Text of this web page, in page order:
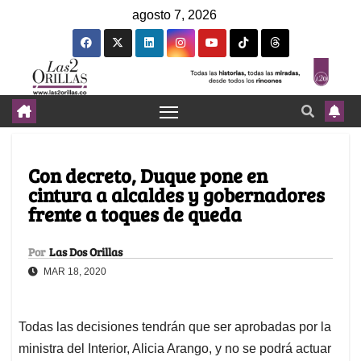
agosto 7, 2026
Con decreto, Duque pone en
cintura a alcaldes y gobernadores
frente a toques de queda
Por Las Dos Orillas
MAR 18, 2020
Todas las decisiones tendrán que ser aprobadas por la
ministra del Interior, Alicia Arango, y no se podrá actuar